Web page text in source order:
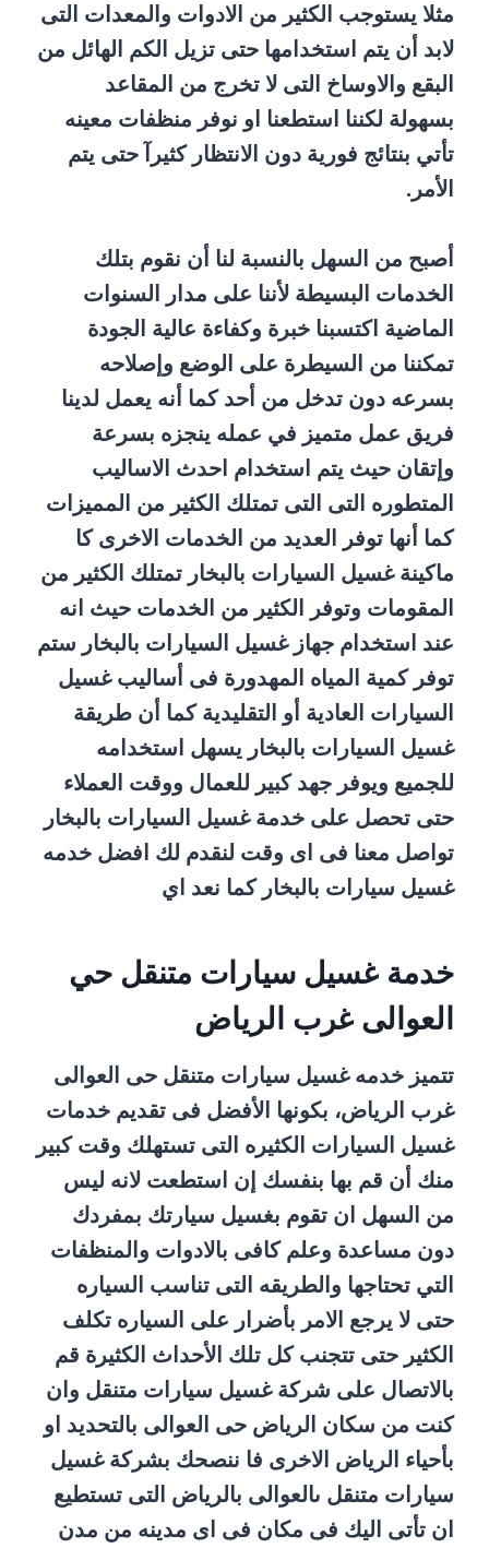
مثلا يستوجب الكثير من الادوات والمعدات التى
لابد أن يتم استخدامها حتى تزيل الكم الهائل من
البقع والاوساخ التى لا تخرج من المقاعد
بسهولة لكننا استطعنا او نوفر منظفات معينه
تأتي بنتائج فورية دون الانتظار كثيرآ حتى يتم
الأمر.
أصبح من السهل بالنسبة لنا أن نقوم بتلك
الخدمات البسيطة لأننا على مدار السنوات
الماضية اكتسبنا خبرة وكفاءة عالية الجودة
تمكننا من السيطرة على الوضع وإصلاحه
بسرعه دون تدخل من أحد كما أنه يعمل لدينا
فريق عمل متميز في عمله ينجزه بسرعة
وإتقان حيث يتم استخدام احدث الاساليب
المتطوره التى التى تمتلك الكثير من المميزات
كما أنها توفر العديد من الخدمات الاخرى كا
ماكينة غسيل السيارات بالبخار تمتلك الكثير من
المقومات وتوفر الكثير من الخدمات حيث انه
عند استخدام جهاز غسيل السيارات بالبخار ستم
توفر كمية المياه المهدورة فى أساليب غسيل
السيارات العادية أو التقليدية كما أن طريقة
غسيل السيارات بالبخار يسهل استخدامه
للجميع ويوفر جهد كبير للعمال ووقت العملاء
حتى تحصل على خدمة غسيل السيارات بالبخار
تواصل معنا فى اى وقت لنقدم لك افضل خدمه
غسيل سيارات بالبخار كما نعد اي
خدمة غسيل سيارات متنقل حي
العوالى غرب الرياض
تتميز خدمه غسيل سيارات متنقل حى العوالى
غرب الرياض، بكونها الأفضل فى تقديم خدمات
غسيل السيارات الكثيره التى تستهلك وقت كبير
منك أن قم بها بنفسك إن استطعت لانه ليس
من السهل ان تقوم بغسيل سيارتك بمفردك
دون مساعدة وعلم كافى بالادوات والمنظفات
التي تحتاجها والطريقه التى تناسب السياره
حتى لا يرجع الامر بأضرار على السياره تكلف
الكثير حتى تتجنب كل تلك الأحداث الكثيرة قم
بالاتصال على شركة غسيل سيارات متنقل وان
كنت من سكان الرياض حى العوالى بالتحديد او
بأحياء الرياض الاخرى فا ننصحك بشركة غسيل
سيارات متنقل ىالعوالى بالرياض التى تستطيع
ان تأتى اليك فى مكان فى اى مدينه من مدن